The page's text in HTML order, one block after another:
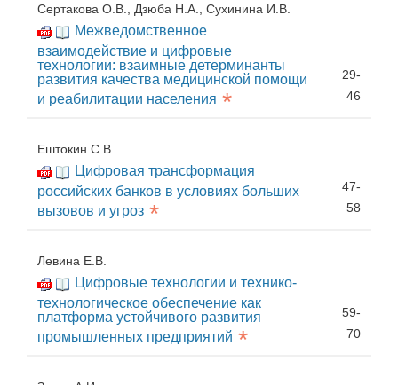
Сертакова О.В., Дзюба Н.А., Сухинина И.В.
Межведомственное
взаимодействие и цифровые
технологии: взаимные детерминанты
развития качества медицинской помощи
и реабилитации населения *
29-
46
Ештокин С.В.
Цифровая трансформация
российских банков в условиях больших
вызовов и угроз *
47-
58
Левина Е.В.
Цифровые технологии и технико-
технологическое обеспечение как
платформа устойчивого развития
промышленных предприятий *
59-
70